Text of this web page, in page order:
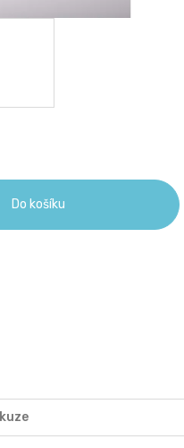
Do košíku